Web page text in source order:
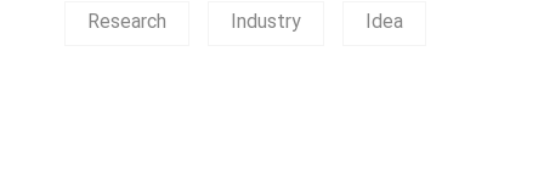
Idea
Industry
Research